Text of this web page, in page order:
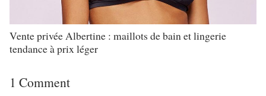
Vente privée Albertine : maillots de bain et lingerie
tendance à prix léger
1 Comment